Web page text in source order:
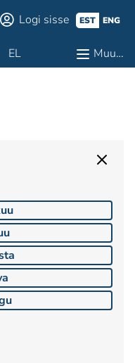
Logi sisse EST ENG
EL Muu…